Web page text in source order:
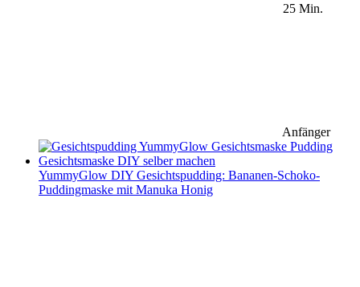
25 Min.
Anfänger
YummyGlow DIY Gesichtspudding: Bananen-Schoko-
Puddingmaske mit Manuka Honig